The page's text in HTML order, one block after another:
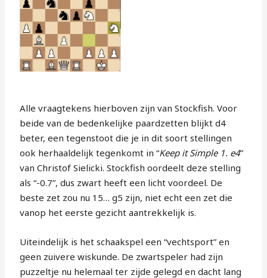
Alle vraagtekens hierboven zijn van Stockfish. Voor
beide van de bedenkelijke paardzetten blijkt d4
beter, een tegenstoot die je in dit soort stellingen
ook herhaaldelijk tegenkomt in “Keep it Simple 1. e4”
van Christof Sielicki. Stockfish oordeelt deze stelling
als “-0.7”, dus zwart heeft een licht voordeel. De
beste zet zou nu 15… g5 zijn, niet echt een zet die
vanop het eerste gezicht aantrekkelijk is.
Uiteindelijk is het schaakspel een “vechtsport” en
geen zuivere wiskunde. De zwartspeler had zijn
puzzeltje nu helemaal ter zijde gelegd en dacht lang